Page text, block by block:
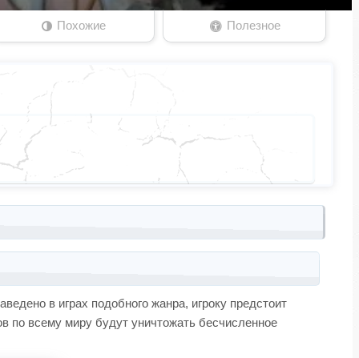
Похожие Полезное
в играх подобного жанра, игроку предстоит
по всему миру будут уничтожать бесчисленное